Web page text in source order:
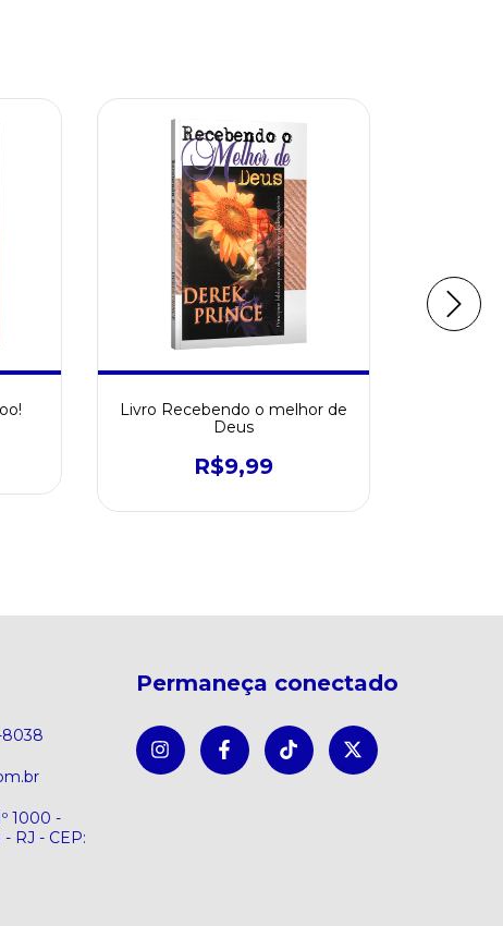
Livro Recebendo o melhor de
Deus
R$9,99
8038
1000 -
RJ - CEP:
Permaneça conectado